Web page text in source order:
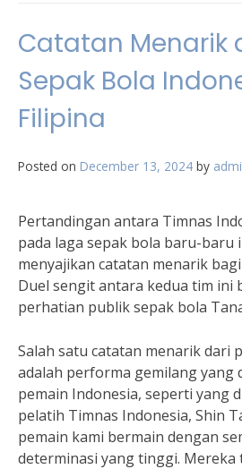
Catatan Menarik
Sepak Bola
Filipina
Posted on December 13, 2024 by
Pertandingan antara Timnas
pada laga sepak bola baru-baru
menyajikan catatan menarik
Duel sengit antara kedua tim ini
perhatian publik sepak bola
Salah satu catatan menarik dari
adalah performa gemilang yang
pemain Indonesia, seperti yang
pelatih Timnas Indonesia, Shin
pemain kami bermain dengan
determinasi yang tinggi.